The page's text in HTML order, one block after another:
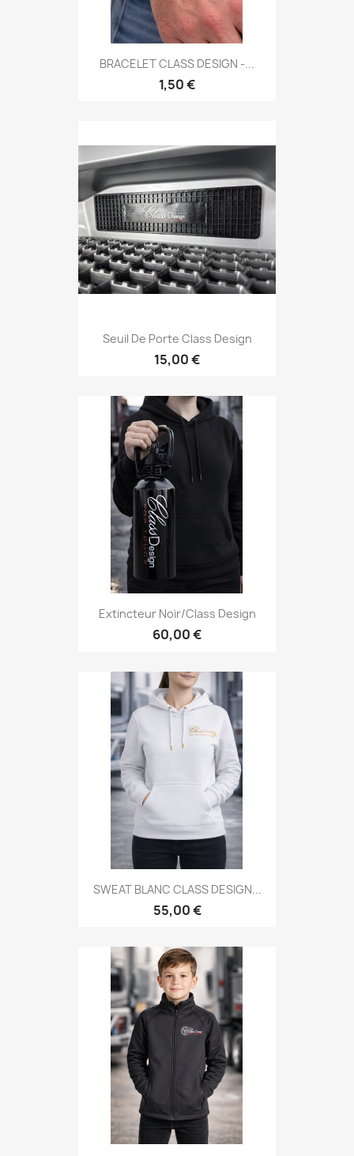
BRACELET CLASS DESIGN -...
1,50 €
Seuil De Porte Class Design
15,00 €
Extincteur Noir/Class Design
60,00 €
SWEAT BLANC CLASS DESIGN...
55,00 €